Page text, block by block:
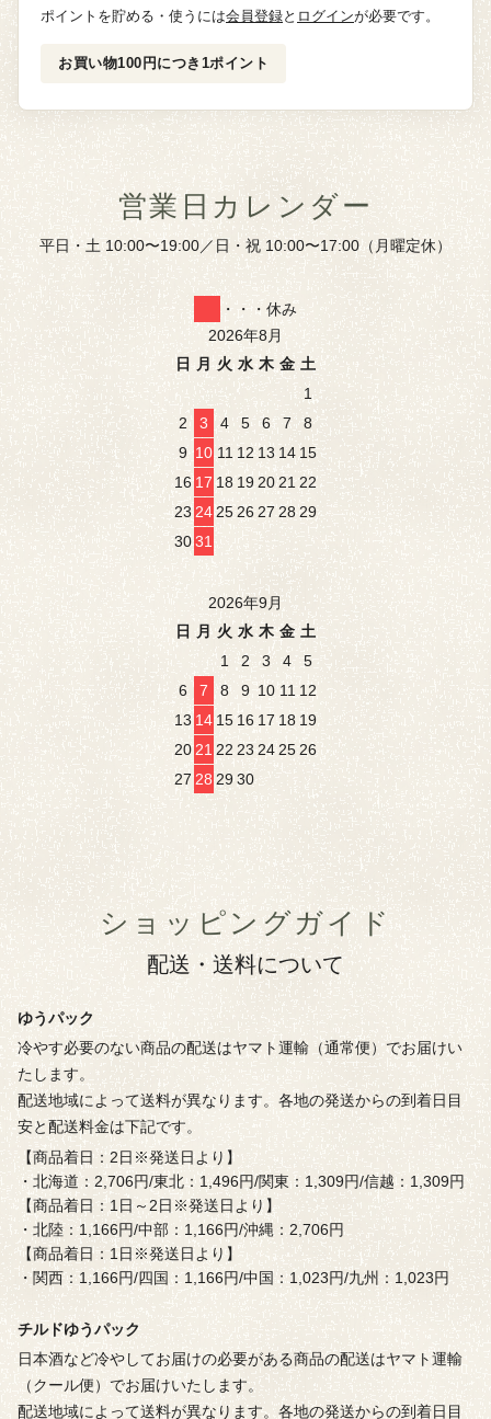
ポイントを貯める・使うには会員登録と ログインが必要です。
お買い物100円につき1ポイント
営業日カレンダー
平日・土 10:00〜19:00／日・祝 10:00〜17:00（月曜定休）
・・・休み
2026年8月
日
月 火 水 木 金 土
1
2
3 4 5 6 7
8
9 10 11 12 13 14 15
16 17 18 19 20 21 22
23 2425 26 272829
3031
2026年9月
日
月 火 水 木 金 土
1
2 3 4
5
6
7 8 9 10 11 12
13 14 15 16 17 18 19
20 21 22 23 24 2526
27 28 29 30
ショッピングガイド
配送・送料について
ゆうパック
冷やす必要のない商品の配送はヤマト運輸（通常便）でお届けい
たします。
配送地域によって送料が異なります。各地の発送からの到着日目
安と配送料金は下記です。
【商品着日：2日※発送日より】
・北海道：2,706円/東北：1,496円/関東：1,309円/信越：1,309円
【商品着日：1日～2日※発送日より】
・北陸：1,166円/中部：1,166円/沖縄：2,706円
【商品着日：1日※発送日より】
・関西：1,166円/四国：1,166円/中国：1,023円/九州：1,023円
チルドゆうパック
日本酒など冷やしてお届けの必要がある商品の配送はヤマト運輸
（クール便）でお届けいたします。
配送地域によって送料が異なります。各地の発送からの到着日目